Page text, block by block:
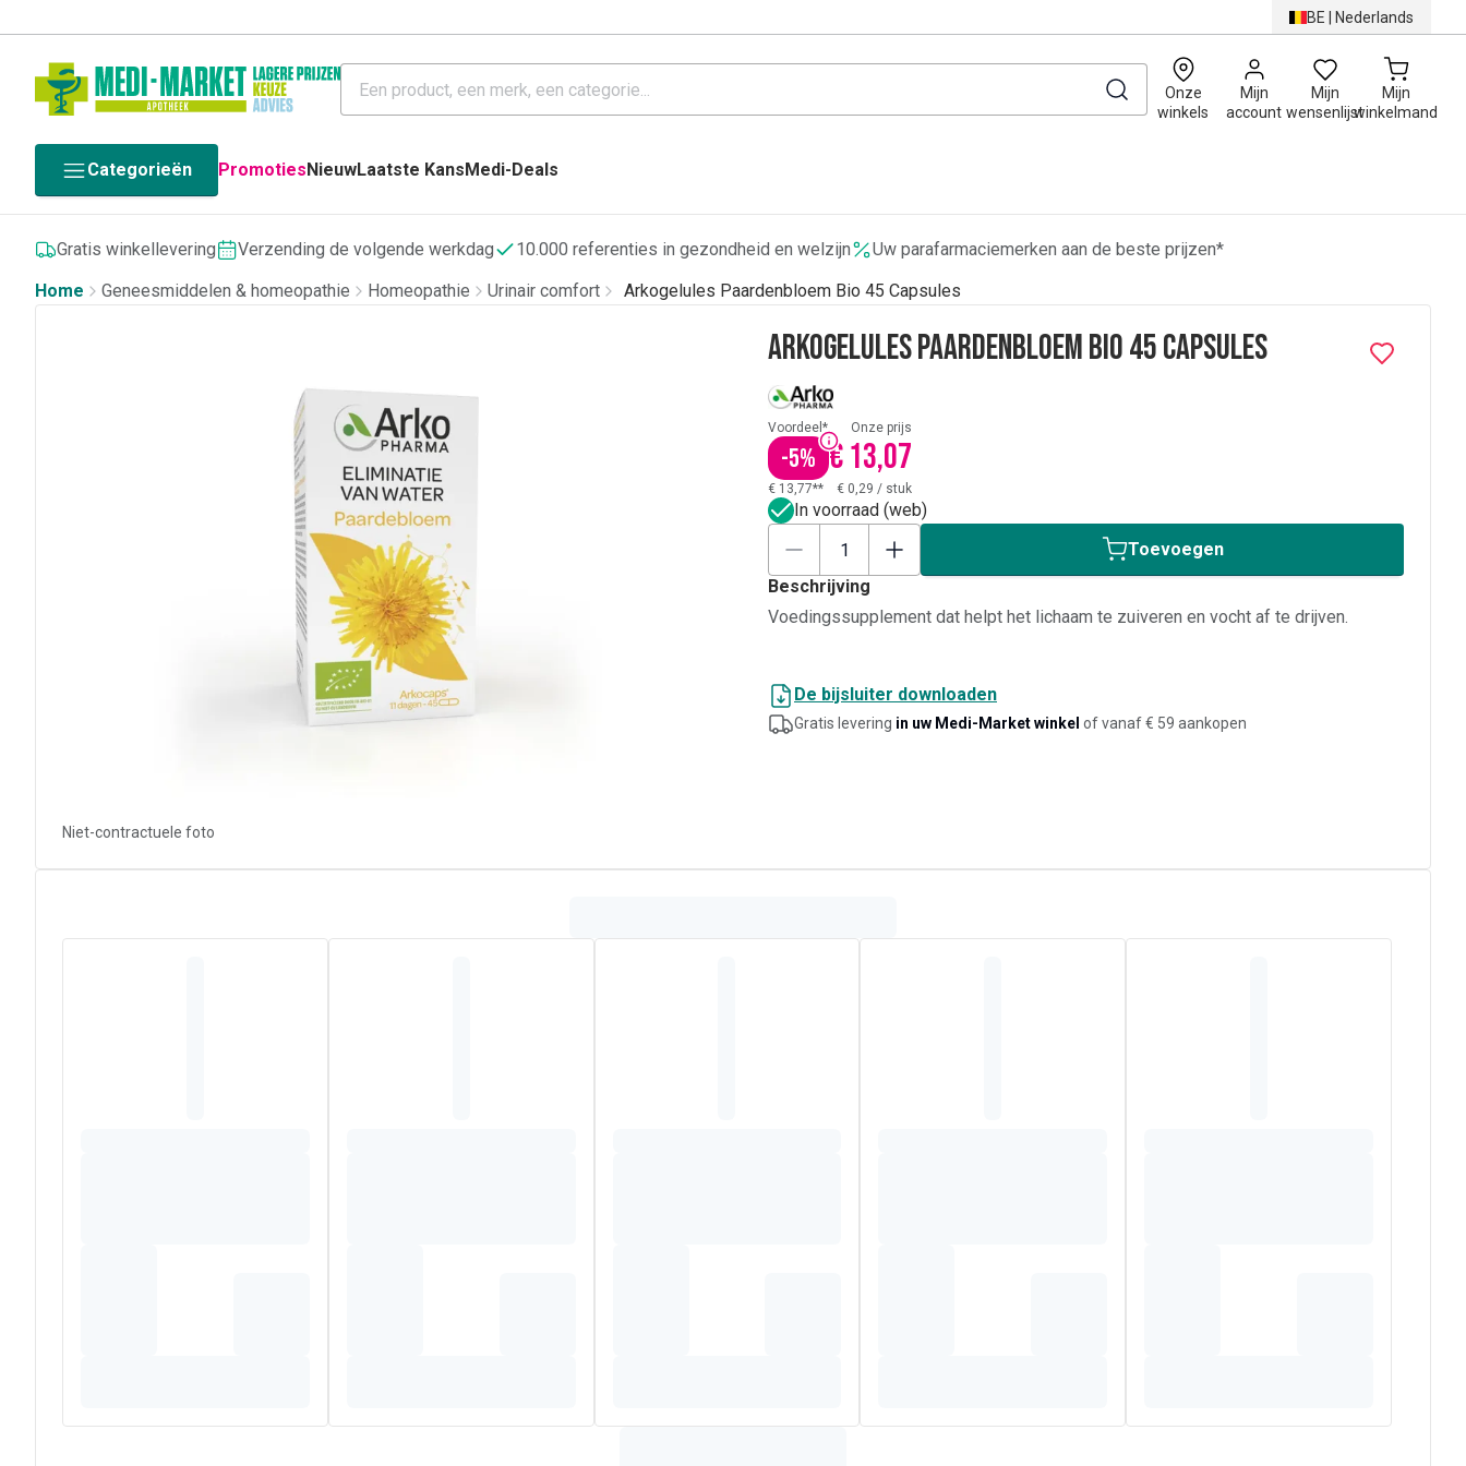
BE | Nederlands
Onze
winkels
Mijn
account
Mijn
wensenlijst
Mijn
winkelmand
0
Categorieën PromotiesNieuwLaatste KansMedi-Deals
Gratis winkellevering Verzending de volgende werkdag 10.000 referenties in gezondheid en welzijn
Uw parafarmaciemerken aan de beste prijzen*
Home
Geneesmiddelen & homeopathie Homeopathie Urinair comfort Arkogelules Paardenbloem Bio 45 Capsules
Niet-contractuele foto
Arkogelules Paardenbloem Bio 45 Capsules
Voordeel*
-5%
Onze prijs
€ 13,07
€ 13,77** € 0,29 / stuk
In voorraad (web)
Toevoegen
Beschrijving
Voedingssupplement dat helpt het lichaam te zuiveren en vocht af te drijven.
De bijsluiter downloaden
Gratis levering in uw Medi-Market winkel of vanaf € 59 aankopen